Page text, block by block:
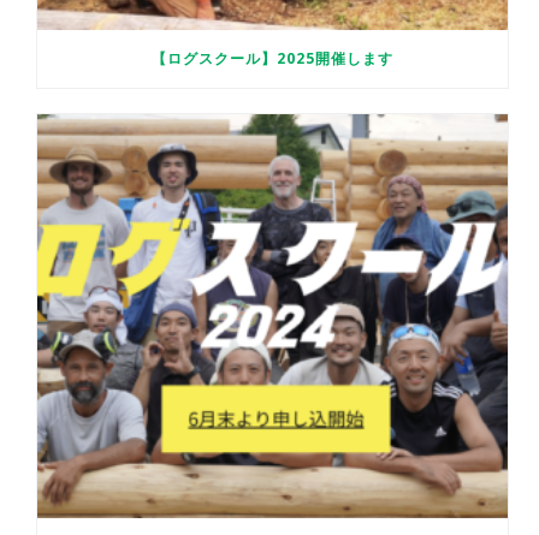
【ログスクール】2025開催します